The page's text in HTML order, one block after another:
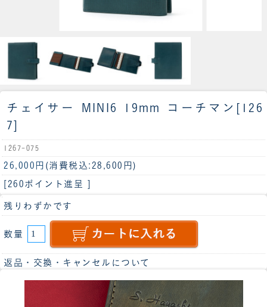
チェイサー MINI6 19mm コーチマン[126
7]
1267-075
26,000円 (消費税込:28,600円)
[260ポイント進呈 ]
残りわずかです
数量
返品・交換・キャンセルについて